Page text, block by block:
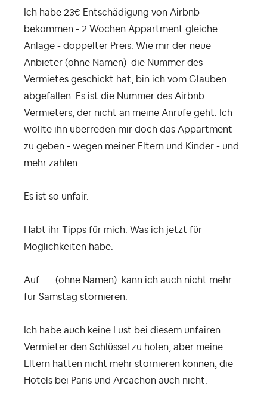
Ich habe 23€ Entschädigung von Airbnb
bekommen - 2 Wochen Appartment gleiche
Anlage - doppelter Preis. Wie mir der neue
Anbieter (ohne Namen) die Nummer des
Vermietes geschickt hat, bin ich vom Glauben
abgefallen. Es ist die Nummer des Airbnb
Vermieters, der nicht an meine Anrufe geht. Ich
wollte ihn überreden mir doch das Appartment
zu geben - wegen meiner Eltern und Kinder - und
mehr zahlen.
Es ist so unfair.
Habt ihr Tipps für mich. Was ich jetzt für
Möglichkeiten habe.
Auf ….. (ohne Namen) kann ich auch nicht mehr
für Samstag stornieren.
Ich habe auch keine Lust bei diesem unfairen
Vermieter den Schlüssel zu holen, aber meine
Eltern hätten nicht mehr stornieren können, die
Hotels bei Paris und Arcachon auch nicht.